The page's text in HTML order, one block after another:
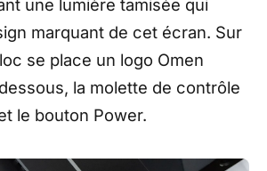
une lumière tamisée qui
marquant de cet écran. Sur
se place un logo Omen
la molette de contrôle
le bouton Power.